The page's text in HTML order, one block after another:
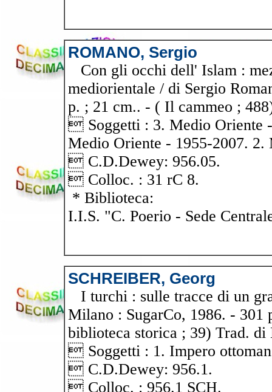
ROMANO, Sergio
Con gli occhi dell' Islam :
mediorientale / di Sergio
p. ; 21 cm.. - ( Il cammeo ;
 Soggetti : 3. Medio Oriente
Medio Oriente - 1955-2007.
 C.D.Dewey: 956.05.
 Colloc. : 31 rC 8.
* Biblioteca:
I.I.S. "C. Poerio - Sede
SCHREIBER, Georg
I turchi : sulle tracce di un
Milano : SugarCo, 1986. -
biblioteca storica ; 39) Trad.
 Soggetti : 1. Impero
 C.D.Dewey: 956.1.
 Colloc. : 956.1 SCH.